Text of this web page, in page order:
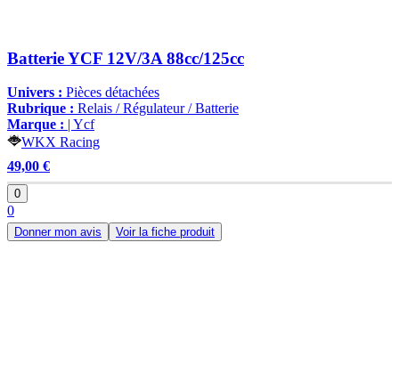
Batterie YCF 12V/3A 88cc/125cc
Univers : Pièces détachées
Rubrique : Relais / Régulateur / Batterie
Marque : | Ycf
WKX Racing
49,00 €
0
0
Donner mon avis Voir la fiche produit